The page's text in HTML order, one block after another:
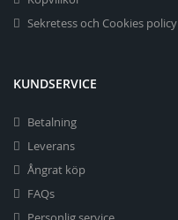
Sekretess och Cookies policy
KUNDSERVICE
Betalning
Leverans
Ångrat köp
FAQs